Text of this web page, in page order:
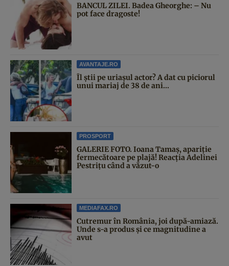
BANCUL ZILEI. Badea Gheorghe: – Nu
pot face dragoste!
AVANTAJE.RO
Îl știi pe uriașul actor? A dat cu piciorul
unui mariaj de 38 de ani...
PROSPORT
GALERIE FOTO. Ioana Tamaş, apariție
fermecătoare pe plajă! Reacția Adelinei
Pestrițu când a văzut-o
MEDIAFAX.RO
Cutremur în România, joi după-amiază.
Unde s-a produs și ce magnitudine a
avut